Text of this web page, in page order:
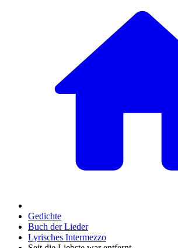
Gedichte
Buch der Lieder
Lyrisches Intermezzo